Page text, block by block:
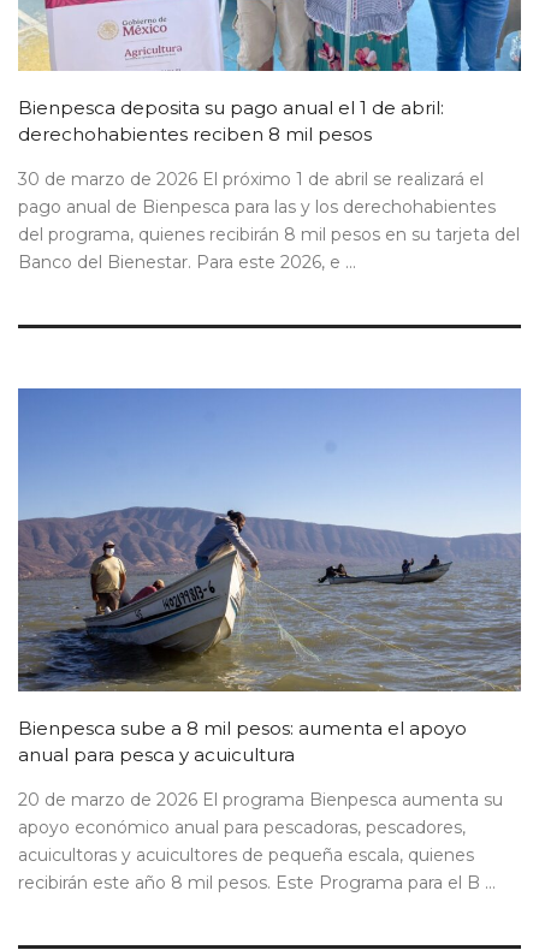
Bienpesca deposita su pago anual el 1 de abril:
derechohabientes reciben 8 mil pesos
30 de marzo de 2026 El próximo 1 de abril se realizará el
pago anual de Bienpesca para las y los derechohabientes
del programa, quienes recibirán 8 mil pesos en su tarjeta del
Banco del Bienestar. Para este 2026, e ...
Bienpesca sube a 8 mil pesos: aumenta el apoyo
anual para pesca y acuicultura
20 de marzo de 2026 El programa Bienpesca aumenta su
apoyo económico anual para pescadoras, pescadores,
acuicultoras y acuicultores de pequeña escala, quienes
recibirán este año 8 mil pesos. Este Programa para el B ...